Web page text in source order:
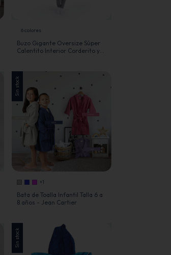
6 colores
Buzo Gigante Oversize Súper
Calentito Interior Corderito y
Sin stock
+1
Bata de Toalla Infantil Talla 6 a
8 años - Jean Cartier
Sin stock